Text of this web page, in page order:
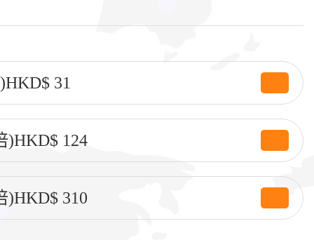
31
)HKD$ 124
)HKD$ 310